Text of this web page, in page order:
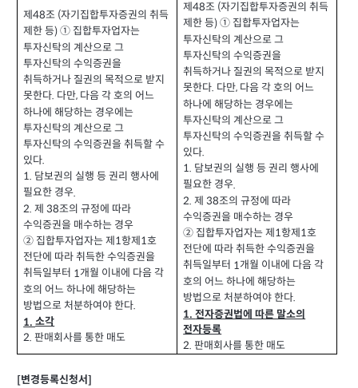
제48조 (자기집합투자증권의 취득
제한 등)① 집합투자업자는
투자신탁의 계산으로 그
투자신탁의 수익증권을
취득하거나 질권의 목적으로 받지
못한다. 다만, 다음 각 호의 어느
하나에 해당하는 경우에는
투자신탁의 계산으로 그
투자신탁의 수익증권을 취득할 수
있다.
1. 담보권의 실행 등 권리 행사에
필요한 경우.
2.제 38조의 규정에 따라
수익증권을 매수하는 경우
② 집합투자업자는 제 1항제 1호
전단에 따라 취득한 수익증권을
취득일부터 1개월 이내에 다음 각
호의 어느 하나에 해당하는
방법으로 처분하여야 한다.
1.소각
2.판매회사를 통한 매도
제48조 (자기집합투자증권의 취득
제한 등)① 집합투자업자는
투자신탁의 계산으로 그
투자신탁의 수익증권을
취득하거나 질권의 목적으로 받지
못한다. 다만, 다음 각 호의 어느
하나에 해당하는 경우에는
투자신탁의 계산으로 그
투자신탁의 수익증권을 취득할 수
있다.
1. 담보권의 실행 등 권리 행사에
필요한 경우.
2.제 38조의 규정에 따라
수익증권을 매수하는 경우
② 집합투자업자는 제 1항제 1호
전단에 따라 취득한 수익증권을
취득일부터 1개월 이내에 다음 각
호의 어느 하나에 해당하는
방법으로 처분하여야 한다.
1.전자증권법에 따른 말소의
전자등록
2.판매회사를 통한 매도
[변경등록신청서]